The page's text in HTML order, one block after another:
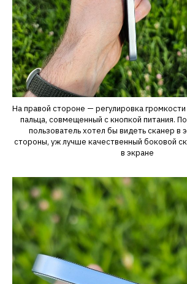
На правой стороне — регулировка
пальца, совмещенный с кнопкой питания.
пользователь хотел бы видеть сканер в
стороны, уж лучше качественный боковой
в экране